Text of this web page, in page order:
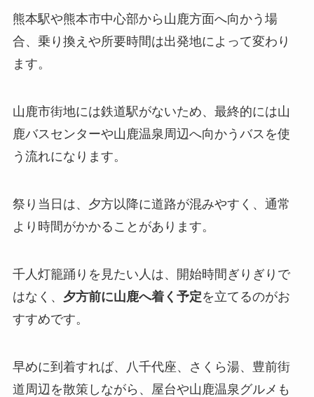
熊本駅や熊本市中心部から山鹿方面へ向かう場
合、乗り換えや所要時間は出発地によって変わり
ます。
山鹿市街地には鉄道駅がないため、最終的には山
鹿バスセンターや山鹿温泉周辺へ向かうバスを使
う流れになります。
祭り当日は、夕方以降に道路が混みやすく、通常
より時間がかかることがあります。
千人灯籠踊りを見たい人は、開始時間ぎりぎりで
はなく、 夕方前に山鹿へ着く予定を立てるのがお
すすめです。
早めに到着すれば、八千代座、さくら湯、豊前街
道周辺を散策しながら、屋台や山鹿温泉グルメも